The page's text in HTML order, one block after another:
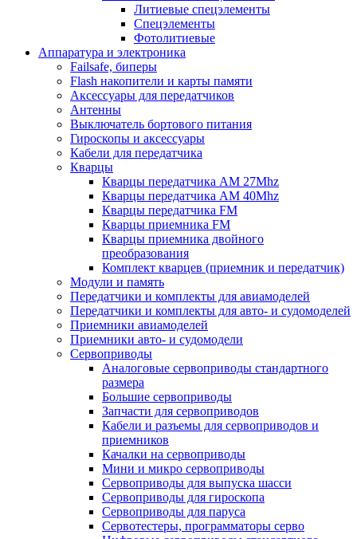
Литиевые спецэлементы
Спецэлементы
Фотолитиевые
Аппаратура и электроника
Failsafe, биперы
Flash накопители и карты памяти
Аксессуары для передатчиков
Антенны
Выключатель бортового питания
Гироскопы и аксессуары
Кабели для передатчика
Кварцы
Кварцы передатчика AM 27Mhz
Кварцы передатчика AM 40Mhz
Кварцы передатчика FM
Кварцы приемника FM
Кварцы приемника двойного
преобразования
Комплект кварцев (приемник и передатчик)
Модули и память
Передатчики и комплекты для авиамоделей
Передатчики и комплекты для авто- и судомоделей
Приемники авиамоделей
Приемники авто- и судомодели
Сервоприводы
Аналоговые сервоприводы стандартного
размера
Большие сервоприводы
Запчасти для сервоприводов
Кабели и разъемы для сервоприводов и
приемников
Качалки на сервоприводы
Мини и микро сервоприводы
Сервоприводы для выпуска шасси
Сервоприводы для гироскопа
Сервоприводы для паруса
Сервотестеры, программаторы серво